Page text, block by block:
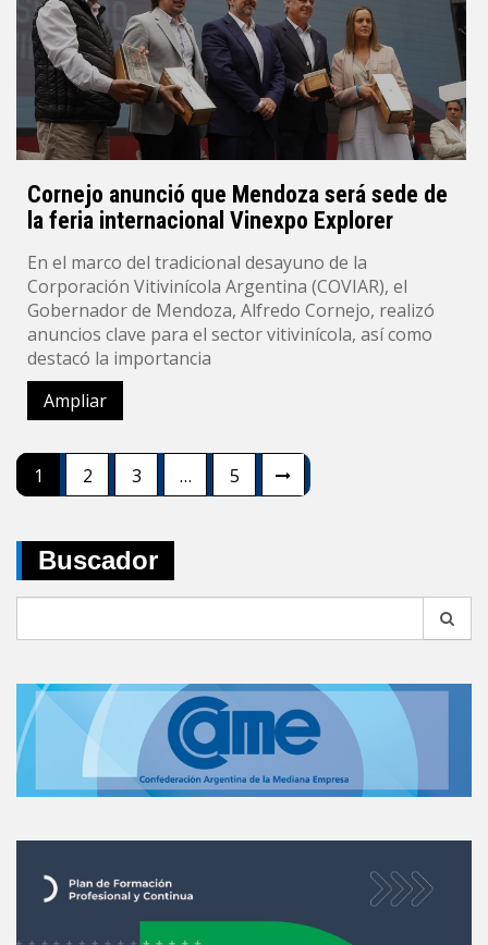
Cornejo anunció que Mendoza será sede de
la feria internacional Vinexpo Explorer
En el marco del tradicional desayuno de la
Corporación Vitivinícola Argentina (COVIAR), el
Gobernador de Mendoza, Alfredo Cornejo, realizó
anuncios clave para el sector vitivinícola, así como
destacó la importancia
Ampliar
Navegación
de
entradas
1 2 3 … 5
Buscador